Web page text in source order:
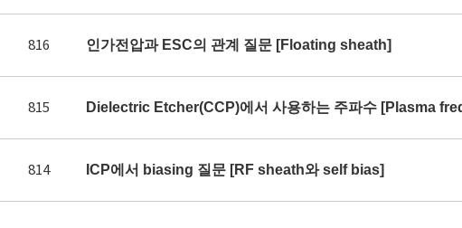
816 인가전압과 ESC의 관계 질문 [Floating sheath]
815 Dielectric Etcher(CCP)에서 사용하는 주파수 [Plasma
814 ICP에서 biasing 질문 [RF sheath와 self bias]